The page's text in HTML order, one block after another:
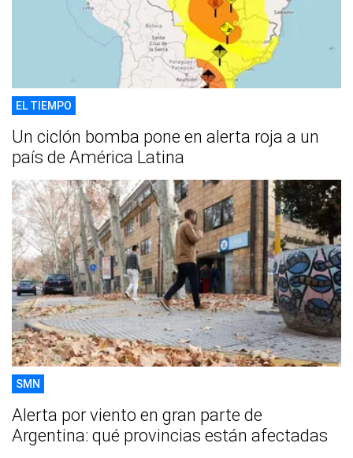
EL TIEMPO
Un ciclón bomba pone en alerta roja a un
país de América Latina
SMN
Alerta por viento en gran parte de
Argentina: qué provincias están afectadas